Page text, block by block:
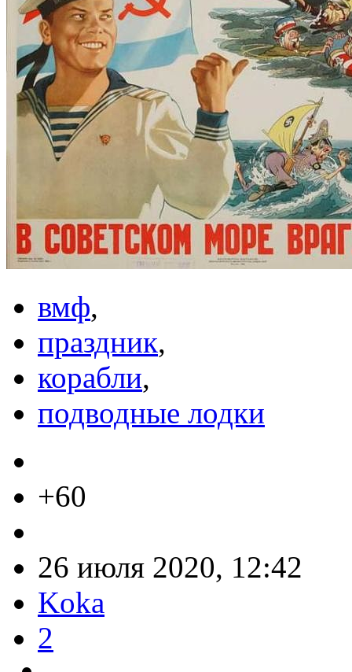
вмф,
праздник,
корабли,
подводные лодки
+60
26 июля 2020, 12:42
Koka
2